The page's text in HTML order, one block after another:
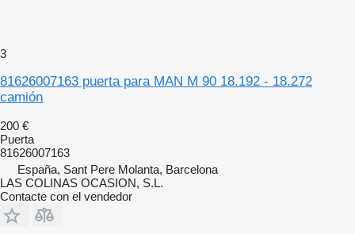
3
81626007163 puerta para MAN M 90 18.192 - 18.272
camión
200 €
Puerta
81626007163
España, Sant Pere Molanta, Barcelona
LAS COLINAS OCASION, S.L.
Contacte con el vendedor